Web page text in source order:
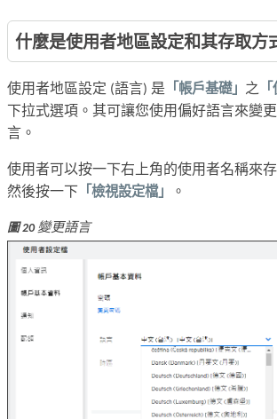
什麼是使用者地區設定和其存取方
使用者地區設定 (語言) 是 「帳戶基礎」 之
下拉式選項。其可讓您使用偏好語言來變
言。
使用者可以按一下右上角的使用者名稱來
然後按一下
「檢視設定檔」 。
圖 20 變更語言